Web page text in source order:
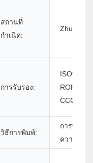
สถานที่
กำเนิด:
Zhuhai
การรับรอง:
ISO9001,
ROHS,
CCC
วิธีการพิมพ์:
การพิมพ์เ
ความร้อน